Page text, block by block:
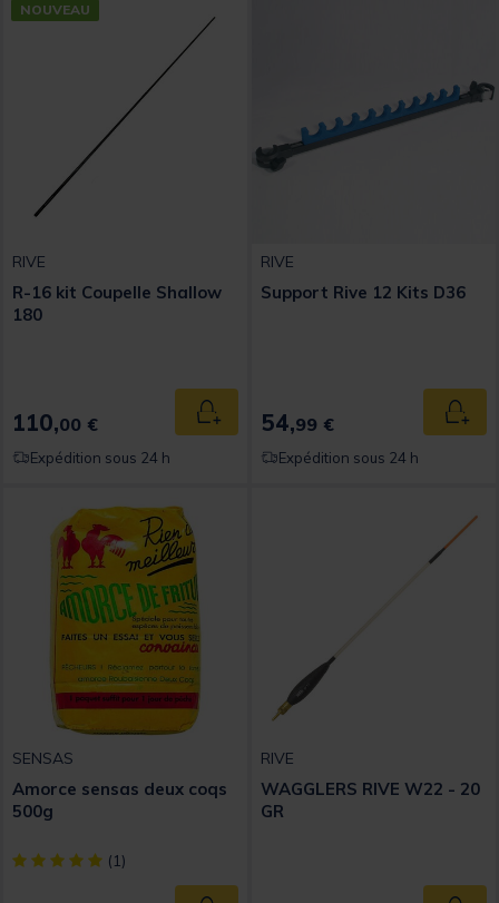
NOUVEAU
RIVE
R-16 kit Coupelle Shallow
180
110,00 € Ajouter au panier
Expédition sous 24 h
RIVE
Support Rive 12 Kits D36
54,99 €
Expédition sous 24 h
SENSAS
Amorce sensas deux coqs
500g
[object Object] out of 5 Customer Rating
(1)
RIVE
WAGGLERS RIVE W22 - 20
GR